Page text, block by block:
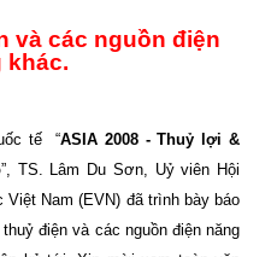
và các nguồn điện
khác.
tế “ASIA 2008 - Thuỷ lợi &
”, TS. Lâm Du Sơn, Uỷ viên Hội
Nam (EVN) đã trình bày báo
thuỷ điện và các nguồn điện năng